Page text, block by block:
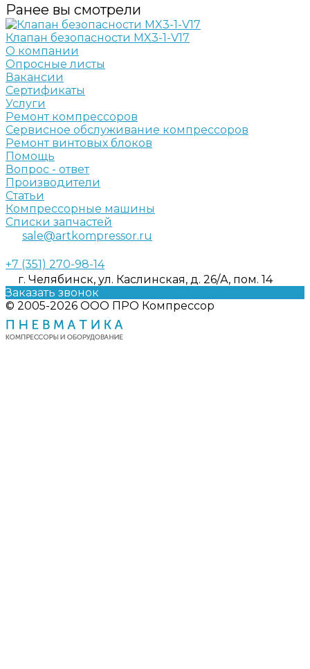
Ранее вы смотрели
Клапан безопасности MX3-1-V17
О компании
Опросные листы
Вакансии
Сертификаты
Услуги
Ремонт компрессоров
Сервисное обслуживание компрессоров
Ремонт винтовых блоков
Помощь
Вопрос - ответ
Производители
Статьи
Компрессорные машины
Списки запчастей
sale@artkompressor.ru
+7 (351) 270-98-14
г. Челябинск, ул. Каслинская, д. 26/А, пом. 14
Заказать звонок
© 2005-2026 ООО ПРО Компрессор